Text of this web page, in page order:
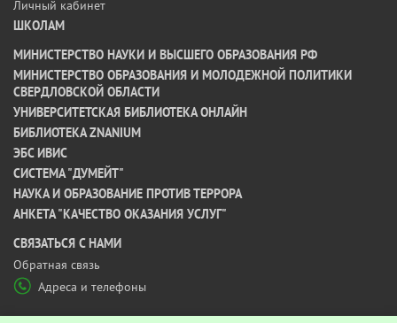
Личный кабинет
ШКОЛАМ
МИНИСТЕРСТВО НАУКИ И ВЫСШЕГО ОБРАЗОВАНИЯ РФ
МИНИСТЕРСТВО ОБРАЗОВАНИЯ И МОЛОДЕЖНОЙ ПОЛИТИКИ
СВЕРДЛОВСКОЙ ОБЛАСТИ
УНИВЕРСИТЕТСКАЯ БИБЛИОТЕКА ОНЛАЙН
БИБЛИОТЕКА ZNANIUM
ЭБС ИВИС
СИСТЕМА "ДУМЕЙТ"
НАУКА И ОБРАЗОВАНИЕ ПРОТИВ ТЕРРОРА
АНКЕТА "КАЧЕСТВО ОКАЗАНИЯ УСЛУГ"
CВЯЗАТЬСЯ С НАМИ
Обратная связь
Адреса и телефоны